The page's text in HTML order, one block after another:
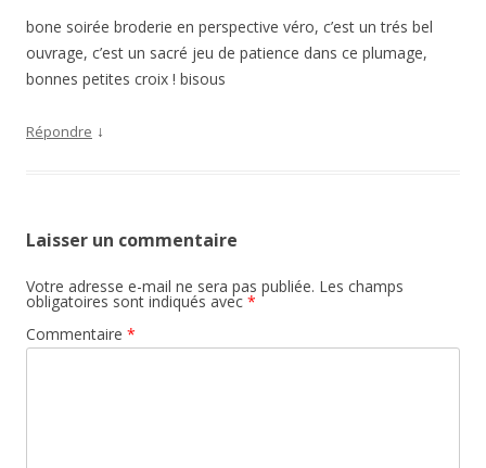
bone soirée broderie en perspective véro, c’est un trés bel
ouvrage, c’est un sacré jeu de patience dans ce plumage,
bonnes petites croix ! bisous
Répondre ↓
Laisser un commentaire
Votre adresse e-mail ne sera pas publiée. Les champs
obligatoires sont indiqués avec *
Commentaire *